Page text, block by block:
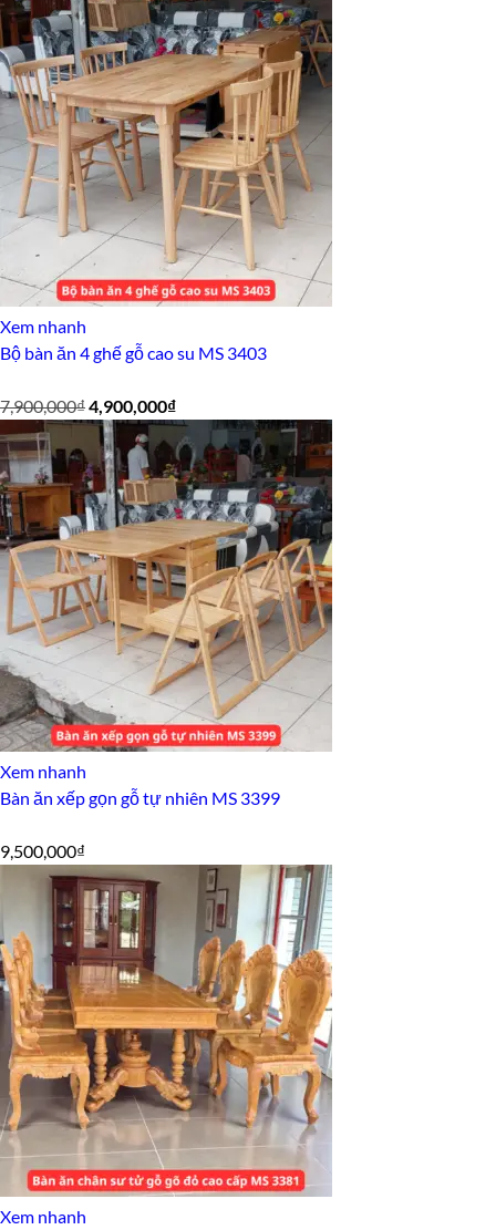
Xem nhanh
Bộ bàn ăn 4 ghế gỗ cao su MS 3403
7,900,000₫Giá
gốc
là:
7,900,000₫.
4,900,000₫Giá
hiện
tại
là:
4,900,000₫.
Xem nhanh
Bàn ăn xếp gọn gỗ tự nhiên MS 3399
9,500,000₫
Xem nhanh